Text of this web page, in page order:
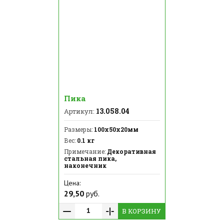
Пика
Артикул: 13.058.04
Размеры:100х50х20мм
Вес:0.1 кг
Примечание:Декоративная
стальная пика,
наконечник
Цена:
29,50руб.
В КОРЗИНУ